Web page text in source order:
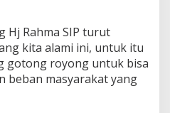
a
A
a
m
Hj Rahma SIP turut
kita alami ini, untuk itu
gotong royong untuk bisa
beban masyarakat yang